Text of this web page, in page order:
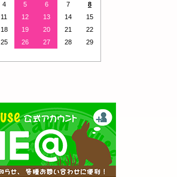
4 5 6 7
8
11 12 13 14
15
18 19 20 21
22
25 26 27 28
29